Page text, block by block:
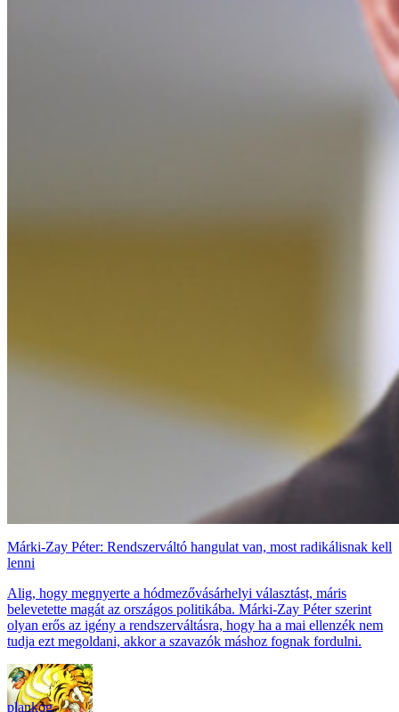
Márki-Zay Péter: Rendszerváltó hangulat van, most radikálisnak kell
lenni
Alig, hogy megnyerte a hódmezővásárhelyi választást, máris
belevetette magát az országos politikába. Márki-Zay Péter szerint
olyan erős az igény a rendszerváltásra, hogy ha a mai ellenzék nem
tudja ezt megoldani, akkor a szavazók máshoz fognak fordulni.
plankog